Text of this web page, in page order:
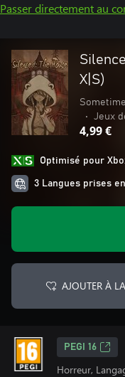
Passer directement au
X|S)
•
Jeux
4,99 €
Optimisé pour
3 Langues prises
AJOUTER À
PEGI 16
Horreur,